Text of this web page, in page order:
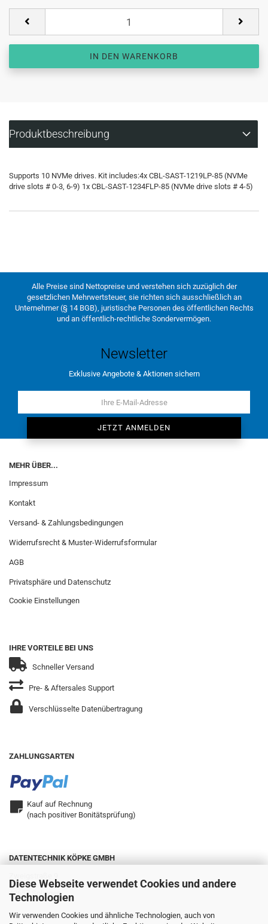
Diese Webseite verwendet Cookies und andere
Technologien
Wir verwenden Cookies und ähnliche Technologien, auch von
Produktbeschreibung
Supports 10 NVMe drives. Kit includes:4x CBL-SAST-1219LP-85 (NVMe
drive slots # 0-3, 6-9) 1x CBL-SAST-1234FLP-85 (NVMe drive slots # 4-5)
Alle Preise sind Nettopreise und verstehen sich zuzüglich der
gesetzlichen Mehrwertsteuer, sie richten sich ausschließlich an
Unternehmer (§ 14 BGB), juristische Personen des öffentlichen Rechts
und an öffentlich-rechtliche Sondervermögen.
Newsletter
Exklusive Angebote & Aktionen sichern
MEHR ÜBER...
Impressum
Kontakt
Versand- & Zahlungsbedingungen
Widerrufsrecht & Muster-Widerrufsformular
AGB
Privatsphäre und Datenschutz
Cookie Einstellungen
IHRE VORTEILE BEI UNS
Schneller Versand
Pre- & Aftersales Support
Verschlüsselte Datenübertragung
ZAHLUNGSARTEN
Kauf auf Rechnung
(nach positiver Bonitätsprüfung)
DATENTECHNIK KÖPKE GMBH
42657 Solingen